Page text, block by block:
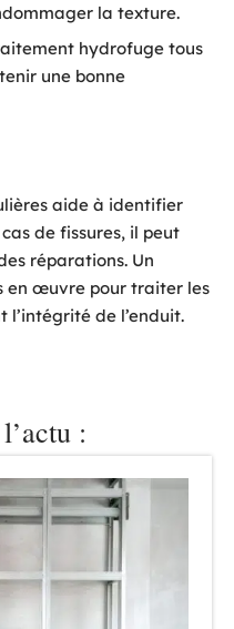
la texture.
hydrofuge tous
une bonne
aide à identifier
de fissures, il peut
réparations. Un
en œuvre pour traiter les
de l’enduit.
: